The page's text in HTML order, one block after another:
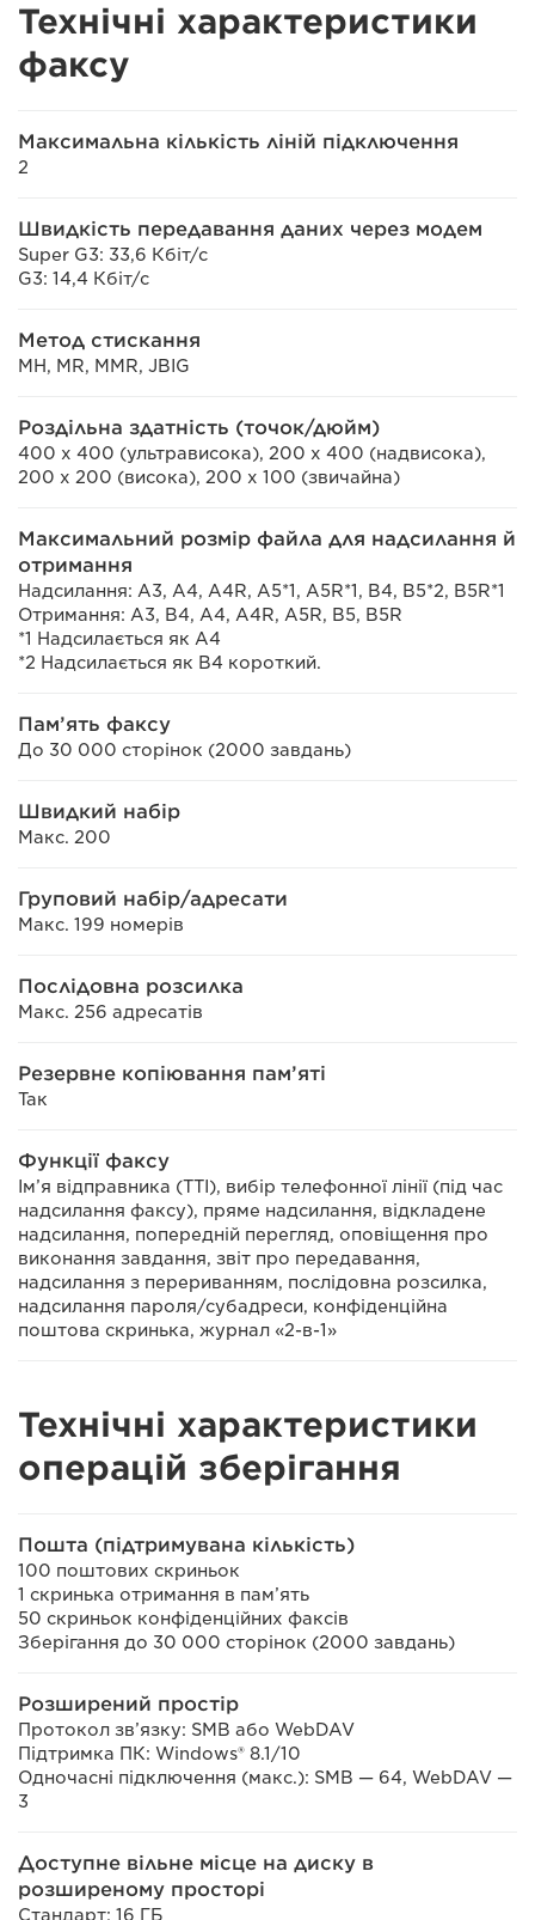
Технічні характеристики
факсу
Максимальна кількість ліній підключення
2
Швидкість передавання даних через модем
Super G3: 33,6 Кбіт/с
G3: 14,4 Кбіт/с
Метод стискання
MH, MR, MMR, JBIG
Роздільна здатність (точок/дюйм)
400 x 400 (ультрависока), 200 x 400 (надвисока),
200 x 200 (висока), 200 x 100 (звичайна)
Максимальний розмір файла для надсилання й
отримання
Надсилання: A3, A4, A4R, A5*1, A5R*1, B4, B5*2, B5R*1
Отримання: A3, B4, A4, A4R, A5R, B5, B5R
*1 Надсилається як A4
*2 Надсилається як B4 короткий.
Пам’ять факсу
До 30 000 сторінок (2000 завдань)
Швидкий набір
Макс. 200
Груповий набір/адресати
Макс. 199 номерів
Послідовна розсилка
Макс. 256 адресатів
Резервне копіювання пам’яті
Так
Функції факсу
Ім’я відправника (TTI), вибір телефонної лінії (під час
надсилання факсу), пряме надсилання, відкладене
надсилання, попередній перегляд, оповіщення про
виконання завдання, звіт про передавання,
надсилання з перериванням, послідовна розсилка,
надсилання пароля/субадреси, конфіденційна
поштова скринька, журнал «2-в-1»
Технічні характеристики
операцій зберігання
Пошта (підтримувана кількість)
100 поштових скриньок
1 скринька отримання в пам’ять
50 скриньок конфіденційних факсів
Зберігання до 30 000 сторінок (2000 завдань)
Розширений простір
Протокол зв’язку: SMB або WebDAV
Підтримка ПК: Windows® 8.1/10
Одночасні підключення (макс.): SMB — 64, WebDAV —
3
Доступне вільне місце на диску в
розширеному просторі
Стандарт: 16 ГБ